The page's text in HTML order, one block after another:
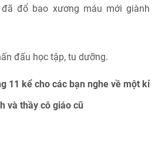
đổ bao xương máu mới giành
đấu học tập, tu dưỡng.
11 kể cho các bạn nghe về một kỉ
và thầy cô giáo cũ